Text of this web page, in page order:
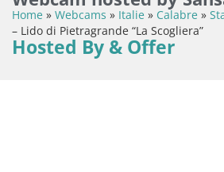
Home » Webcams » Italie » Calabre »
– Lido di Pietragrande “La Scogliera”
Hosted By & Offer